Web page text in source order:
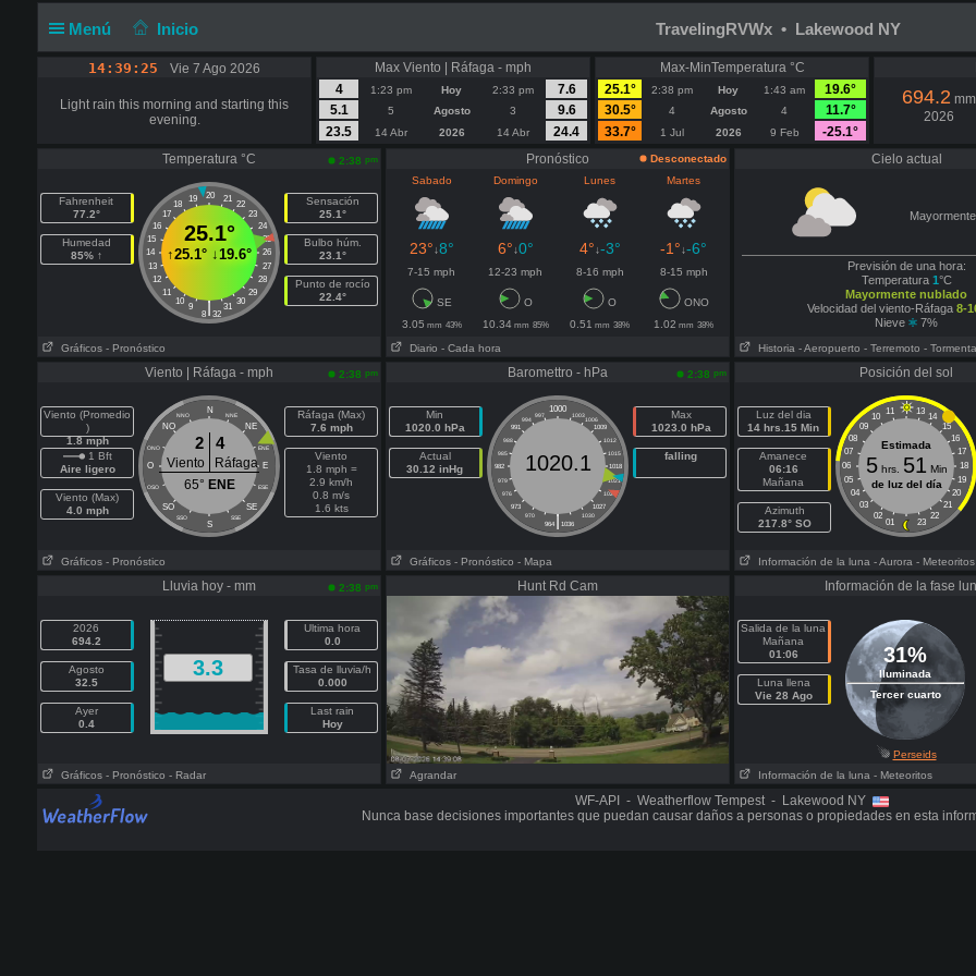
Menú Inicio TravelingRVWx • Lakewood NY
14:39:25 Vie 7 Ago 2026
Light rain this morning and starting this
evening.
Max Viento | Ráfaga - mph
4
1:23 pm Hoy 2:33 pm
7.6
5.1
5 Agosto 3
9.6
23.5
14 Abr 2026 14 Abr 24.4
Max-MinTemperatura °C
25.1°
2:38 pm Hoy 1:43 am
19.6°
30.5°
4 Agosto 4
11.7°
33.7°
1 Jul 2026 9 Feb -25.1°
694.2 mm
2026
Temperatura °C 2:38 pm
Fahrenheit
77.2°
Humedad
85% ↑
20
19 21
18
22
17
23
16
24
15
25
14
26
13
27
12
28
11
29
10
30
9 31
|
8 32
25.1°
↑25.1° ↓19.6°
Sensación
25.1°
Bulbo húm.
23.1°
Punto de rocío
22.4°
Gráficos - Pronóstico
Pronóstico
Desconectado
Sabado
Domingo Lunes Martes
23°↓8° 6°↓0° 4°↓-3° -1°↓-6°
7-15 mph 12-23 mph 8-16 mph 8-15 mph
SE O O
ONO
3.05 mm 43% 10.34mm 85% 0.51 mm 38% 1.02 mm 38%
Diario - Cada hora
Cielo actual
Previsión de una hora:
Temperatura 1°C
Mayormente nublado
Velocidad del viento-Ráfaga 8-
Nieve
7%
Historia - Aeropuerto - Terremoto -
Viento | Ráfaga - mph 2:38 pm
Viento (Promedio
)
1.8 mph
1 Bft
Aire ligero
Viento (Max)
4.0 mph
N
NNO NNE
NO NE
ONO ENE
O E
OSO ESE
SO SE
SSO SSE
S
2 4
Viento
Ráfaga
65° ENE
Ráfaga (Max)
7.6 mph
Viento
1.8 mph =
2.9 km/h
0.8 m/s
1.6 kts
Gráficos - Pronóstico
Baromettro - hPa 2:38 pm
Min
1020.0 hPa
Actual
30.12 inHg
1000
997 1003
994
1006
991
1009
988
1012
985
1015
982
1018
979
1021
976
1024
973
1027
970
1030
|
964 1036
1020.1
Max
1023.0 hPa
falling
Gráficos - Pronóstico - Mapa
Posición del sol
Luz del dia
14 hrs.15 Min
Amanece
06:16
Mañana
Azimuth
217.8° SO
11 13
10
14
09
15
08
16
07
17
06
18
05
19
04
20
03
21
02
22
01 23
Estimada
5hrs. 51 Min
de luz del día
Información de la luna - Aurora - Meteoritos
Lluvia hoy - mm 2:38 pm
2026
694.2
Agosto
32.5
Ayer
0.4
3.3
Ultima hora
0.0
Tasa de lluvia/h
0.000
Last rain
Hoy
Gráficos - Pronóstico - Radar
Hunt Rd Cam
Agrandar
Información de la fase
Salida de la luna
Mañana
01:06
Luna llena
Vie 28 Ago
31%
Iluminada
Tercer cuarto
Perseids
Información de la luna - Meteoritos
WF-API - Weatherflow Tempest - Lakewood NY
Nunca base decisiones importantes que puedan causar daños a personas o propiedades en esta